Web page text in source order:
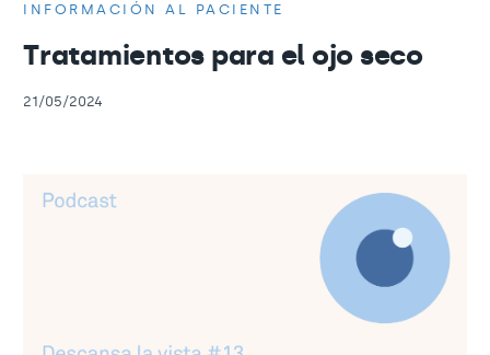
INFORMACIÓN AL PACIENTE
Tratamientos para el ojo seco
21/05/2024